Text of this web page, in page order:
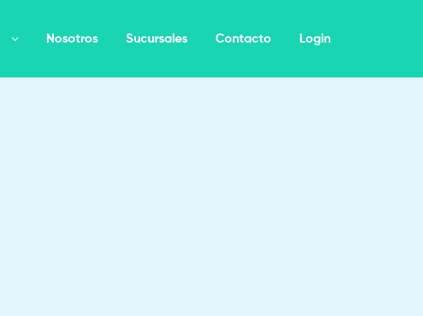
Nosotros Sucursales Contacto Login